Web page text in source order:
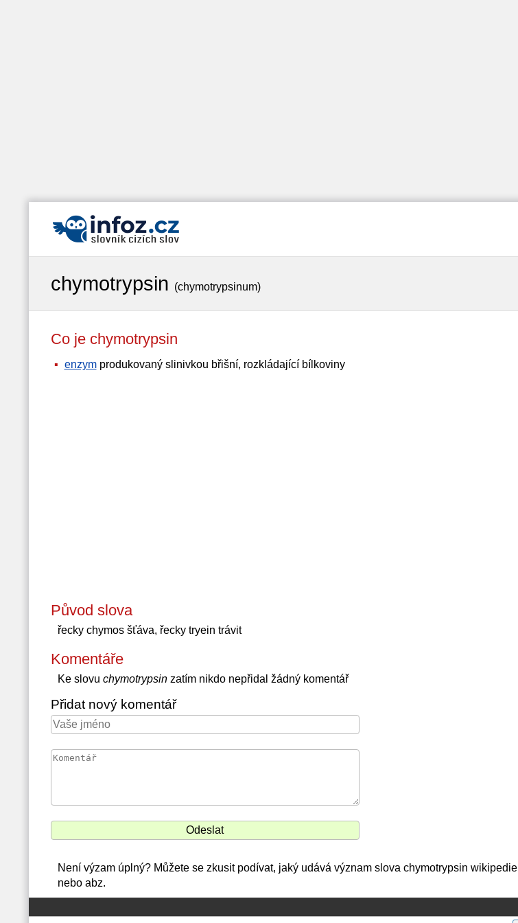
chymotrypsin (chymotrypsinum)
Co je chymotrypsin
enzymprodukovaný slinivkou břišní, rozkládající bílkoviny
Původ slova
řecky chymos šťáva, řecky tryein trávit
Komentáře
Ke slovu chymotrypsinzatím nikdo nepřidal žádný komentář
Přidat nový komentář
Není výzam úplný? Můžete se zkusit podívat, jaký udává význam slova chymotrypsin wikipedie
nebo abz.